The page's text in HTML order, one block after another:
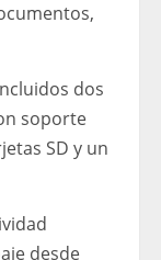
dos
soporte
SD y un
desde